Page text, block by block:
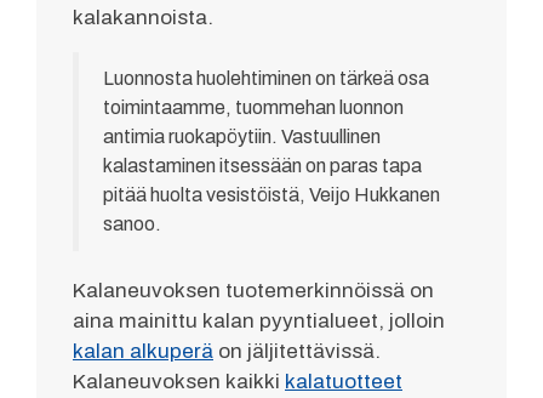
kalakannoista.
Luonnosta huolehtiminen on tärkeä osa
toimintaamme, tuommehan luonnon
antimia ruokapöytiin. Vastuullinen
kalastaminen itsessään on paras tapa
pitää huolta vesistöistä, Veijo Hukkanen
sanoo.
Kalaneuvoksen tuotemerkinnöissä on
aina mainittu kalan pyyntialueet, jolloin
kalan alkuperä on jäljitettävissä.
Kalaneuvoksen kaikki kalatuotteet